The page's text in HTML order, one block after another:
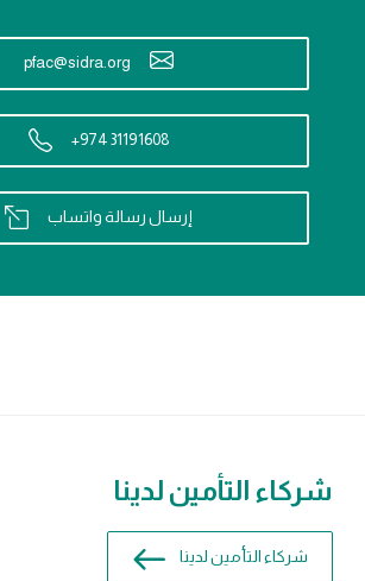
pfac@sidra.org
+974 31191608
إرسال رسالة واتساب
شركاء التأمين لدينا
شركاء التأمين لدينا